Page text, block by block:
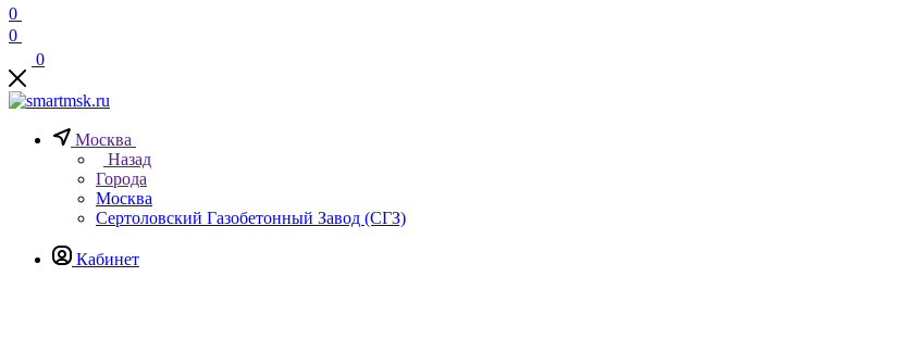
0
0
0
Москва
Назад
Города
Москва
Сертоловский Газобетонный Завод (СГЗ)
Кабинет